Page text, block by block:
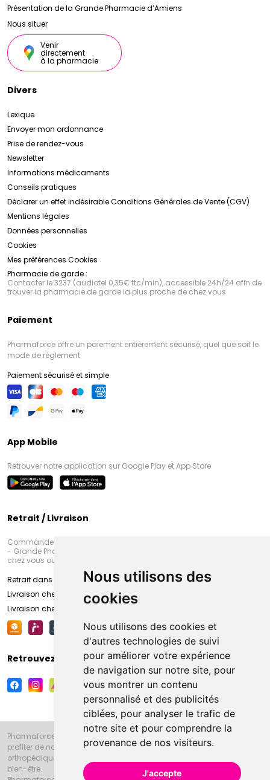
Nous utilisons des
cookies
Nous utilisons des cookies et
d'autres technologies de suivi
pour améliorer votre expérience
de navigation sur notre site, pour
vous montrer un contenu
personnalisé et des publicités
ciblées, pour analyser le trafic de
notre site et pour comprendre la
provenance de nos visiteurs.
J'accepte
Présentation de la Grande Pharmacie d’Amiens
Nous situer
Venir
directement
à la pharmacie
Divers
Lexique
Envoyer mon ordonnance
Prise de rendez-vous
Newsletter
Informations médicaments
Conseils pratiques
Déclarer un effet indésirableConditions Générales de Vente (CGV)
Mentions légales
Données personnelles
Cookies
Mes préférences Cookies
Pharmacie de garde :
Contacter le 3237 (audiotel 0,35€ ttc/min), accessible 24h/24 afin de
trouver la pharmacie de garde la plus proche de chez vous
Paiement
Pharmaforce offre un paiement entièrement sécurisé, quel que soit le
mode de règlement
Paiement sécurisé et simple
App Mobile
Retrouver notre application sur Google Play et App Store
Retrait / Livraison
Commandez en ligne et venez chercher votre commande à Amiens
- Grande Pharmacie d’Amiens (Fachon) ou recevez-là rapidement
chez vous ou en point retrait
Retrait dans la pharmacie d’Amiens
Livraison chez vous
Livraison chez votre commerçant
Retrouvez-nous sur vos réseaux sociaux
Pharmaforce.fr et la Grande Pharmacie d’Amiens vous souhaitent de
profiter de notre accueil, de nos conseils pharmaceutiques,
orthopédiques, homéopathiques, parapharmaceutiques, beauté et
bien-être.